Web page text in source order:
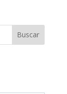
Buscar